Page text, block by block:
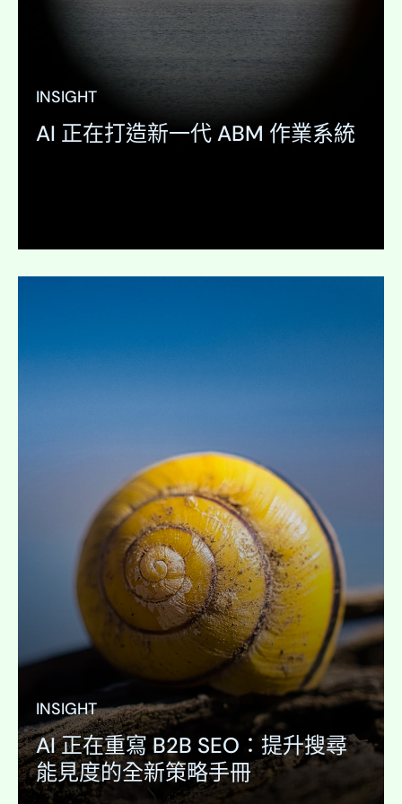
INSIGHT
AI 正在打造新一代 ABM 作業系統
INSIGHT
AI 正在重寫 B2B SEO：提升搜尋
能見度的全新策略手冊